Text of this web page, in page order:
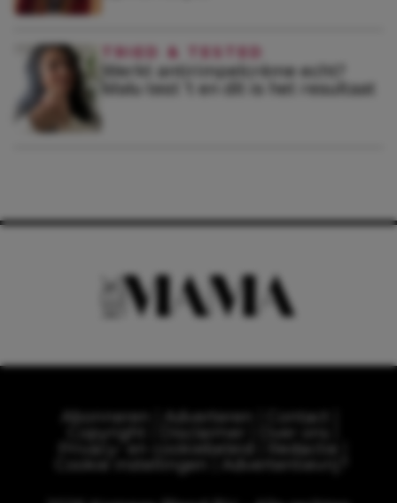
TRIED & TESTED
Werkt antirimpelcrème echt?
Malu test ’t en dít is het resultaat
Contact